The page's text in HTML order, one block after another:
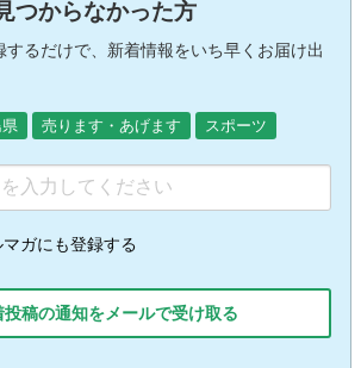
つからなかった方
するだけで、新着情報をいち早くお届け出
売ります・あげます スポーツ
ガにも登録する
稿の通知をメールで受け取る